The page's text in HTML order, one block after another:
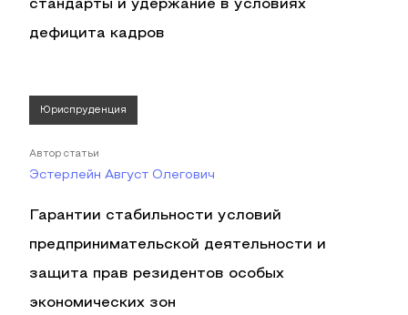
стандарты и удержание в условиях
дефицита кадров
Юриспруденция
Автор статьи
Эстерлейн Август Олегович
Гарантии стабильности условий
предпринимательской деятельности и
защита прав резидентов особых
экономических зон